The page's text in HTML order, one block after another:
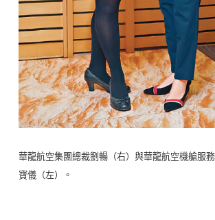
華龍航空集團總裁劉暢（右）與華龍航空機艙服
寶儀（左）。